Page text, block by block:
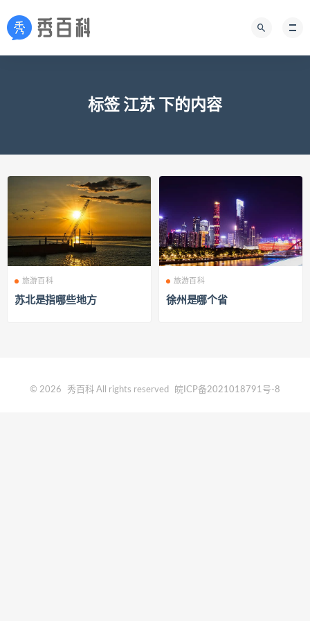
标签 江苏 下的内容
旅游百科
苏北是指哪些地方
旅游百科
徐州是哪个省
© 2026 秀百科 All rights reserved 皖ICP备2021018791号-8